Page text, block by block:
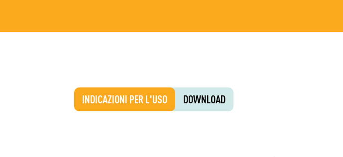
INDICAZIONI PER L'USO DOWNLOAD